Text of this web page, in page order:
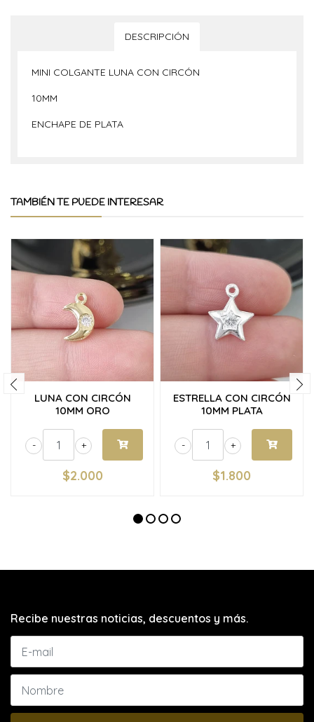
DESCRIPCIÓN
MINI COLGANTE LUNA CON CIRCÓN
10MM
ENCHAPE DE PLATA
TAMBIÉN TE PUEDE INTERESAR
LUNA CON CIRCÓN
10MM ORO
+
-
$2.000
ESTRELLA CON CIRCÓN
10MM PLATA
+
-
$1.800
Recibe nuestras noticias, descuentos y más.